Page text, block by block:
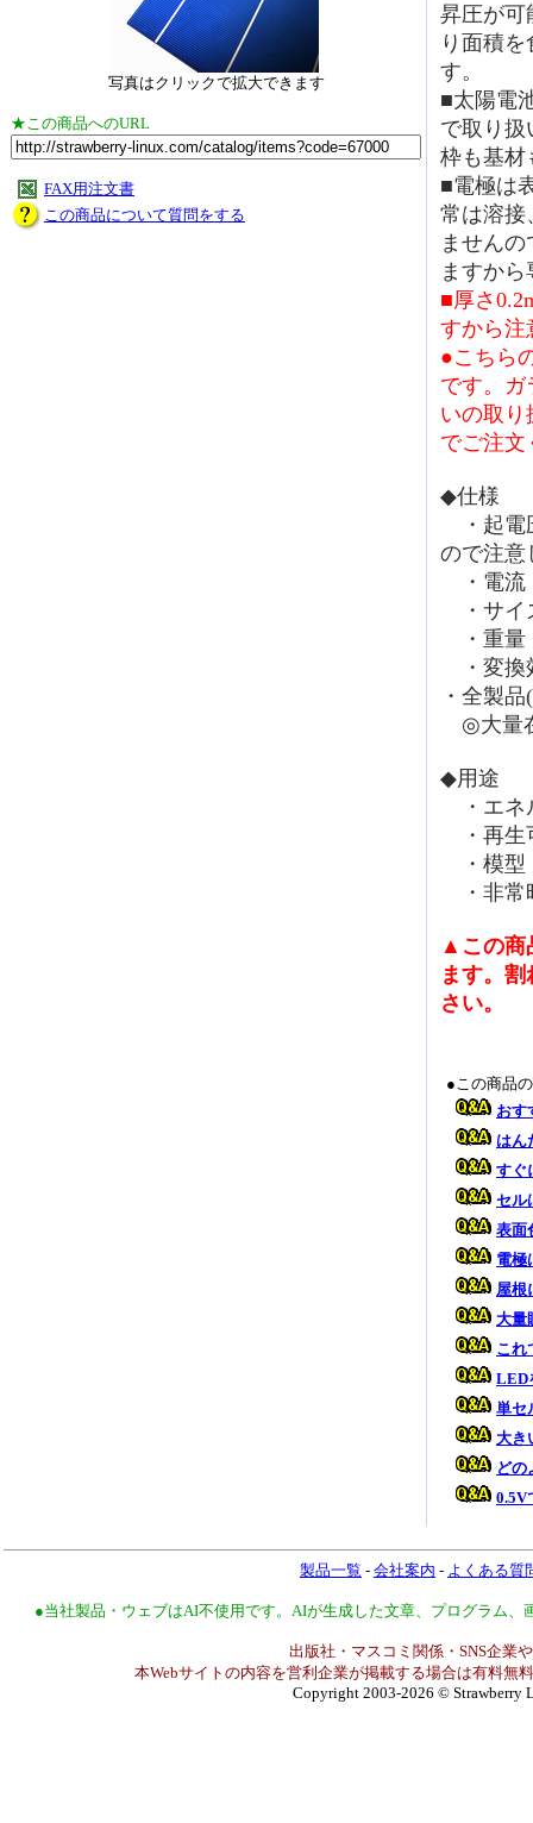
写真はクリックで拡大できます
★この商品へのURL
FAX用注文書
この商品について質問をする
昇圧が可
り面積
す。
■太陽電
で取り扱
枠も基材
■電極は
常は溶接
ません
ますか
■厚さ
すから注
●こちら
です。ガ
いの取り
でご注文
◆仕様
・起電
ので注意
・電流
・サイ
・重量
・変換
・全製
◎大量
◆用途
・エネ
・再生
・模型
・非常
▲この商
ます。
さい。
●この商品
おす
はん
すぐ
セル
表面
電極
屋根
大量
これ
LED
単セ
大き
どの
0.5V
製品一覧 - 会社案内 - よくある質
●当社製品・ウェブはAI不使用です。AIが生成した文章、プログラム
出版社・マスコミ関係・SNS企業
本Webサイトの内容を営利企業が掲載する場合は有料無
Copyright 2003-2026 © Strawberry